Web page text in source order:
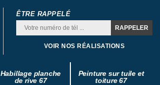
ÊTRE RAPPELÉ
VOIR NOS RÉALISATIONS
Habillage planche
de rive 67
Peinture sur tuile et
toiture 67